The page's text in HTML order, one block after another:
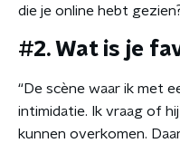
die je online hebt
#2. Wat is je
“De scène waar ik met
intimidatie. Ik vraag of
kunnen overkomen.